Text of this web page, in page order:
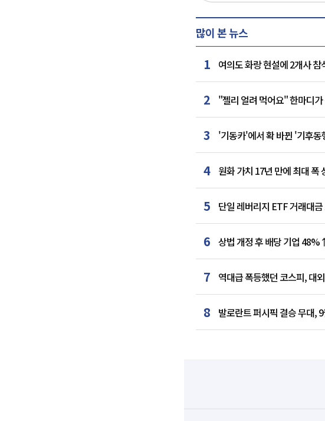
많이 본 뉴스
1 여의도 화랑 현설에 2개사
2 "젤리 얼려 먹어요" 한마디
3 '기동카'에서 확 바뀐 '기후
4 원화 가치 17년 만에 최대
5 단일 레버리지 ETF 거래대
6 상법 개정 후 배당 기업
7 역대급 폭등했던 코스피, 대
8 발로란트 퍼시픽 결승 무대,